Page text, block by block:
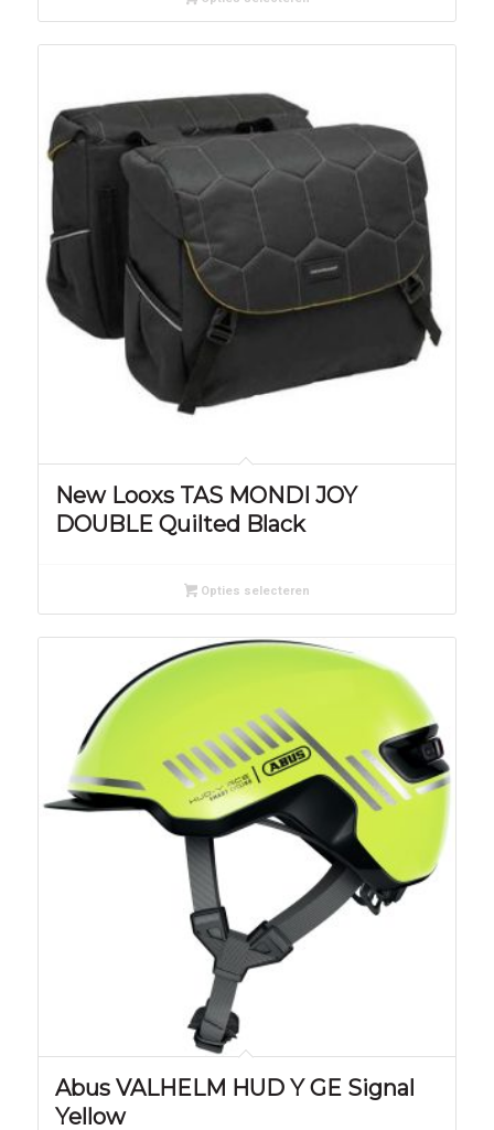
New Looxs TAS MONDI JOY
DOUBLE Quilted Black
Opties selecteren
Abus VALHELM HUD Y GE Signal
Yellow